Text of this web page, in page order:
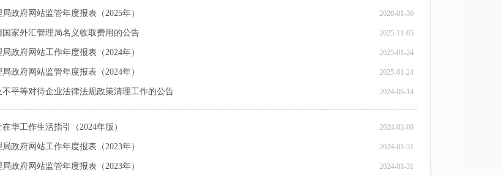
政府网站监管年度报表（2025年） 2026-01-30
国家外汇管理局名义收取费用的公告 2025-11-05
政府网站工作年度报表（2024年） 2025-01-24
政府网站监管年度报表（2024年） 2025-01-24
不平等对待企业法律法规政策清理工作的公告 2024-06-14
华工作生活指引（2024年版） 2024-03-08
政府网站工作年度报表（2023年） 2024-01-31
政府网站监管年度报表（2023年） 2024-01-31